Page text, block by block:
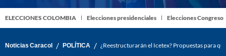
ELECCIONES COLOMBIA Elecciones presidenciales Elecciones Congreso
Noticias Caracol / POLÍTICA / ¿Reestructurarán el Icetex? Propuestas para